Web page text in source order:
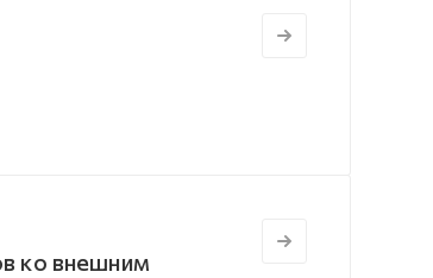
ко внешним